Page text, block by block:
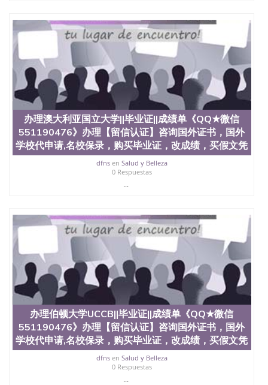
University）圣何塞州立大学（San Jose State
University）圣何塞州立大学（San Jose State
University）圣何塞州立大学（San Jose State
University）圣何塞州立大学学位证（San Jose State
University）圣何塞州立大学学位证（San Jose State
University）圣何塞州立大学结业证（San Jose State
University）圣何塞州立大学结业证（San Jose State
University）圣何塞州立大学结业证（San Jose State
University）圣何塞州立大学学位证（San Jose State
University）圣何塞州立大学学位证（San Jose State
University）圣何塞州立大学学历证书（San Jose
State University）圣何塞州立大学学历证书（San
Jose State University）圣何塞州立大学学历证书
（San Jose State University）澳洲读书未毕业找人做
文凭学位qq微信551190476澳洲读CQU中央昆士兰大
offieUniversityofSouthernQueensland 澳洲读书未毕
业找人做文凭学位qq微信551190476澳洲读CQU中央
昆士兰大学学历成绩单购买学位证书/澳洲读本科硕
士做文凭/购买澳洲大学毕业证成绩单假文凭学历办
理伦敦政治经济学院||毕业证||成绩单《QQ★微信
551190476》办理【留信认证】咨询国外证书，国外
学校代申请,名校保录，购买毕业证，改成绩，买假文
凭假学历假毕业证，【学历认证】咨询，国外证件遗
失补办，制作文凭，学历，回国找工作买学历，网上
购买文凭毕业证，办理各国各大学文凭(世界名校一对
一专业服务）录取通知书，雅思The London School
of Economics and Political Science
办理澳大利亚国立大学||毕业证||成绩单《QQ★微信
551190476》办理【留信认证】咨询国外证书，国外
学校代申请,名校保录，购买毕业证，改成绩，买假文凭
dfnsen Salud y Belleza
0 Respuestas
...
办理伯顿大学UCCB||毕业证||成绩单《QQ★微信
551190476》办理【留信认证】咨询国外证书，国外
学校代申请,名校保录，购买毕业证，改成绩，买假文凭
dfnsen Salud y Belleza
0 Respuestas
...